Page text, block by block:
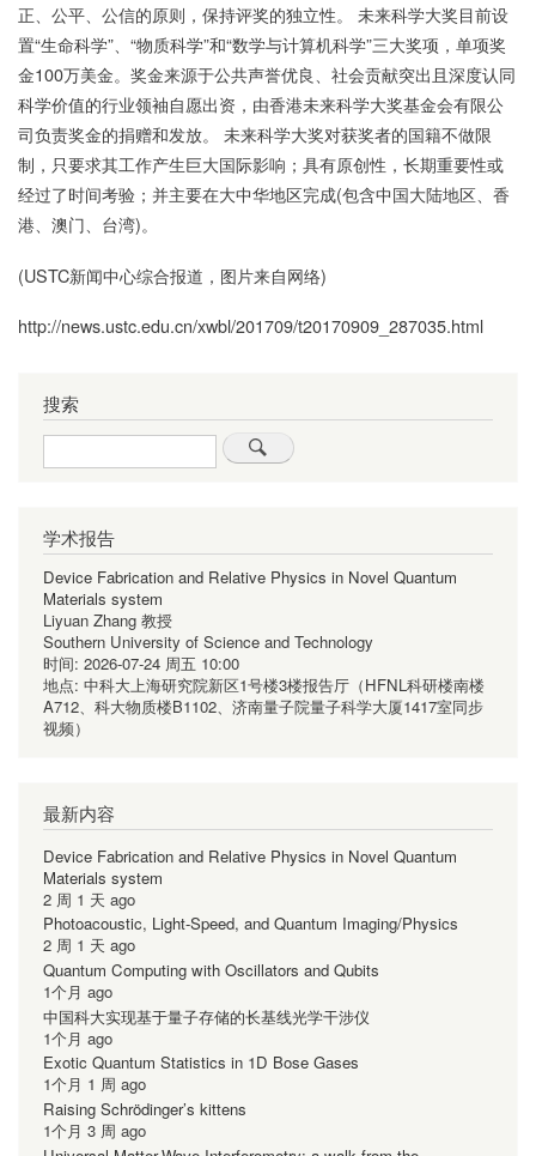
正、公平、公信的原则，保持评奖的独立性。 未来科学大奖目前设
置“生命科学”、“物质科学”和“数学与计算机科学”三大奖项，单项奖
金100万美金。奖金来源于公共声誉优良、社会贡献突出且深度认同
科学价值的行业领袖自愿出资，由香港未来科学大奖基金会有限公
司负责奖金的捐赠和发放。 未来科学大奖对获奖者的国籍不做限
制，只要求其工作产生巨大国际影响；具有原创性，长期重要性或
经过了时间考验；并主要在大中华地区完成(包含中国大陆地区、香
港、澳门、台湾)。
(USTC新闻中心综合报道，图片来自网络)
http://news.ustc.edu.cn/xwbl/201709/t20170909_287035.html
搜索
Search
学术报告
Device Fabrication and Relative Physics in Novel Quantum
Materials system
Liyuan Zhang 教授
Southern University of Science and Technology
时间: 2026-07-24 周五 10:00
地点: 中科大上海研究院新区1号楼3楼报告厅（HFNL科研楼南楼
A712、科大物质楼B1102、济南量子院量子科学大厦1417室同步
视频）
最新内容
Device Fabrication and Relative Physics in Novel Quantum
Materials system
2 周 1 天 ago
Photoacoustic, Light-Speed, and Quantum Imaging/Physics
2 周 1 天 ago
Quantum Computing with Oscillators and Qubits
1个月 ago
中国科大实现基于量子存储的长基线光学干涉仪
1个月 ago
Exotic Quantum Statistics in 1D Bose Gases
1个月 1 周 ago
Raising Schrödinger’s kittens
1个月 3 周 ago